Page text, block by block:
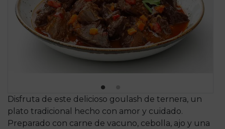
Disfruta de este delicioso goulash de ternera, un
plato tradicional hecho con amor y cuidado.
Preparado con carne de vacuno, cebolla, ajo y una